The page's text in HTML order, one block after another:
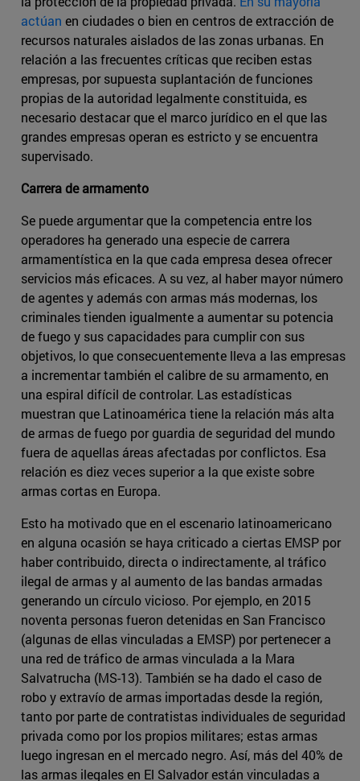
actúan en ciudades o bien en centros de extracción de
recursos naturales aislados de las zonas urbanas. En
relación a las frecuentes críticas que reciben estas
empresas, por supuesta suplantación de funciones
propias de la autoridad legalmente constituida, es
necesario destacar que el marco jurídico en el que las
grandes empresas operan es estricto y se encuentra
supervisado.
Carrera de armamento
Se puede argumentar que la competencia entre los
operadores ha generado una especie de carrera
armamentística en la que cada empresa desea ofrecer
servicios más eficaces. A su vez, al haber mayor número
de agentes y además con armas más modernas, los
criminales tienden igualmente a aumentar su potencia
de fuego y sus capacidades para cumplir con sus
objetivos, lo que consecuentemente lleva a las empresas
a incrementar también el calibre de su armamento, en
una espiral difícil de controlar. Las estadísticas
muestran que Latinoamérica tiene la relación más alta
de armas de fuego por guardia de seguridad del mundo
fuera de aquellas áreas afectadas por conflictos. Esa
relación es diez veces superior a la que existe sobre
armas cortas en Europa.
Esto ha motivado que en el escenario latinoamericano
en alguna ocasión se haya criticado a ciertas EMSP por
haber contribuido, directa o indirectamente, al tráfico
ilegal de armas y al aumento de las bandas armadas
generando un círculo vicioso. Por ejemplo, en 2015
noventa personas fueron detenidas en San Francisco
(algunas de ellas vinculadas a EMSP) por pertenecer a
una red de tráfico de armas vinculada a la Mara
Salvatrucha (MS-13). También se ha dado el caso de
robo y extravío de armas importadas desde la región,
tanto por parte de contratistas individuales de seguridad
privada como por los propios militares; estas armas
luego ingresan en el mercado negro. Así, más del 40% de
las armas ilegales en El Salvador están vinculadas a